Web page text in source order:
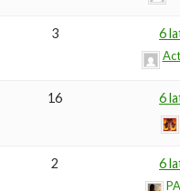
3 6
16 6
2 6